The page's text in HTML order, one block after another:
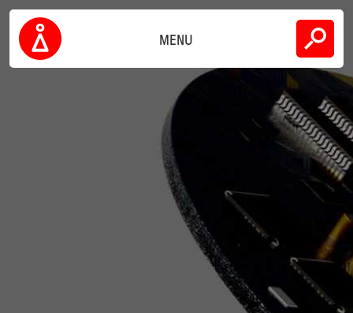
Skip
content
Inarca
MENU
下载
可持续性
EN